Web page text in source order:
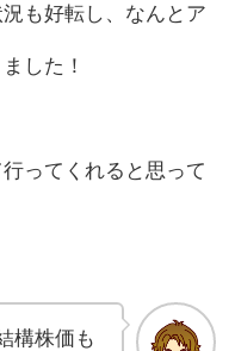
も好転し、なんとア
した！
ってくれると思って
構株価も